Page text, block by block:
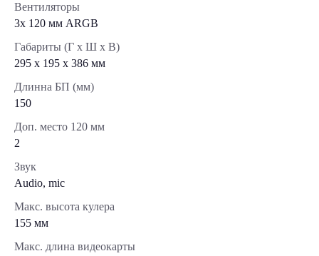
Вентиляторы
3х 120 мм ARGB
Габариты (Г x Ш x В)
295 x 195 x 386 мм
Длинна БП (мм)
150
Доп. место 120 мм
2
Звук
Audio, mic
Макс. высота кулера
155 мм
Макс. длина видеокарты